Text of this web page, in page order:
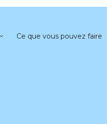
Ce que vous pouvez faire